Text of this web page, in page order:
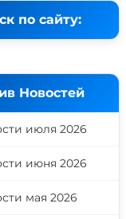
по сайту:
Новостей
июля 2026
июня 2026
мая 2026